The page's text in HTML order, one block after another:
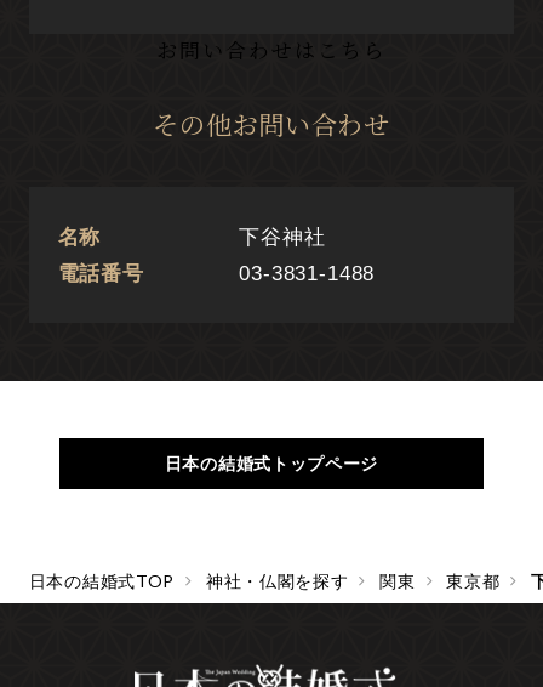
日本の結婚式TOP 神社・仏閣を探す 関東 東京都
お問い合わせはこちら
その他お問い合わせ
名称
下谷神社
電話番号
03-3831-1488
日本の結婚式トップページ